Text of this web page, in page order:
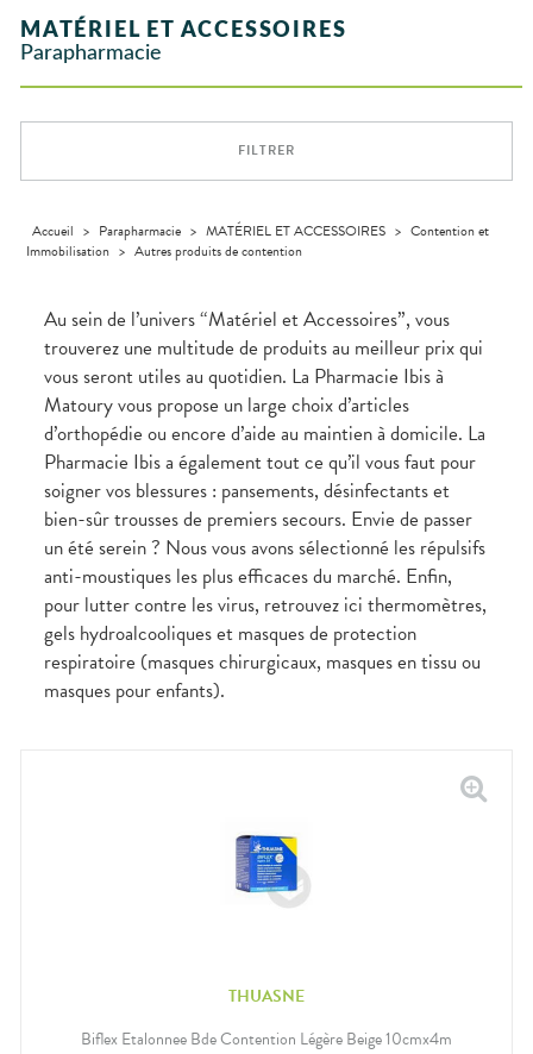
Orthopédie
Trousse à
pharmacie
Compléments
alimentaires
Dispositifs
Vétérinaire
VISAGE-
CORPS-
CHEVEUX
Etendre
Cheveux
Corps
Solaire
Piqûres
Premiers soins
Verrues
Spasmes
Vermifuges
Vitamines
- fatigue
Soins
dentaires
INTIMITÉ
Etendre
Sécheresses
MATÉRIEL ET
ACCESSOIRES
Etendre
articulaires
musculaires
vasculaire
Conjonctivites
Irritations
Sécheresses
des yeux
OREILLES
- NEZ -
GORGE
Etendre
de gorge
Rhumes
- état
grippaux
Toux
grasses
Toux
sèches
NUTRITION
Boissons et
Aliments
Compléments
alimentaires
SEVRAGE
TABAGIQUE
Etendre
Gommes
Pastilles
Patchs
SOINS
DENTAIRES
Etendre
Soins
dentaires
Bains de
Douleurs
dentaires
Gencives
Hygiène
bucco-
dentaire
TROUBLES DE
LA
CIRCULATION
Etendre
lourdes
NOTRE
ÉQUIPE
UTILES
PHARMACIES
VIDÉOS DE
DISPOSITIFS
APPLICATION
SCAN
D’ORDONNANCE
MATÉRIEL ET ACCESSOIRES
Parapharmacie
FILTRER
Accueil > Parapharmacie > MATÉRIEL ET ACCESSOIRES > Contention et
Immobilisation > Autres produits de contention
Au sein de l’univers “Matériel et Accessoires”, vous
trouverez une multitude de produits au meilleur prix qui
vous seront utiles au quotidien. La Pharmacie Ibis à
Matoury vous propose un large choix d’articles
d’orthopédie ou encore d’aide au maintien à domicile. La
Pharmacie Ibis a également tout ce qu’il vous faut pour
soigner vos blessures : pansements, désinfectants et
bien-sûr trousses de premiers secours. Envie de passer
un été serein ? Nous vous avons sélectionné les répulsifs
anti-moustiques les plus efficaces du marché. Enfin,
pour lutter contre les virus, retrouvez ici thermomètres,
gels hydroalcooliques et masques de protection
respiratoire (masques chirurgicaux, masques en tissu ou
masques pour enfants).
THUASNE
Biflex Etalonnee Bde Contention Légère Beige 10cmx4m